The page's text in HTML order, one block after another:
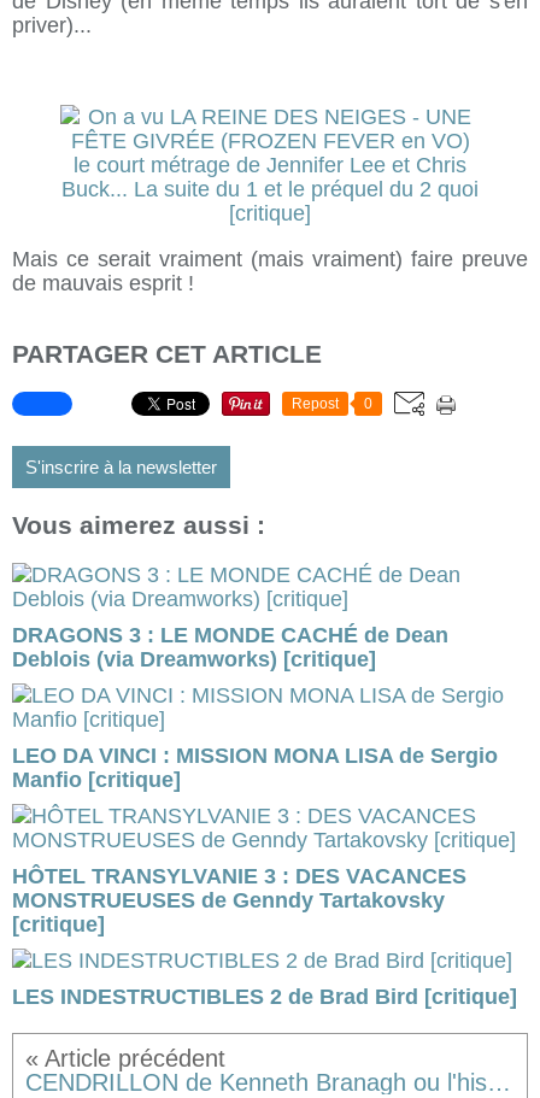
priver)...
Mais ce serait vraiment (mais vraiment) faire preuve
de mauvais esprit !
PARTAGER CET ARTICLE
Repost 0
S'inscrire à la newsletter
Vous aimerez aussi :
DRAGONS 3 : LE MONDE CACHÉ de Dean
Deblois (via Dreamworks) [critique]
LEO DA VINCI : MISSION MONA LISA de Sergio
Manfio [critique]
HÔTEL TRANSYLVANIE 3 : DES VACANCES
MONSTRUEUSES de Genndy Tartakovsky
[critique]
LES INDESTRUCTIBLES 2 de Brad Bird [critique]
CENDRILLON de Kenneth Branagh ou l'histoire d'un fétichiste des pieds [résumé & critique]